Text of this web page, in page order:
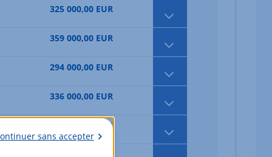
325 000,00 EUR
359 000,00 EUR
294 000,00 EUR
336 000,00 EUR
356 000,00 EUR
sans accepter